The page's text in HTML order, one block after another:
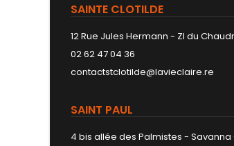
SAINTE CLOTILDE
12 Rue Jules Hermann - ZI du
02 62 47 04 36
contactstclotilde@lavieclaire.re
SAINT PAUL
4 bis allée des Palmistes - Savanna